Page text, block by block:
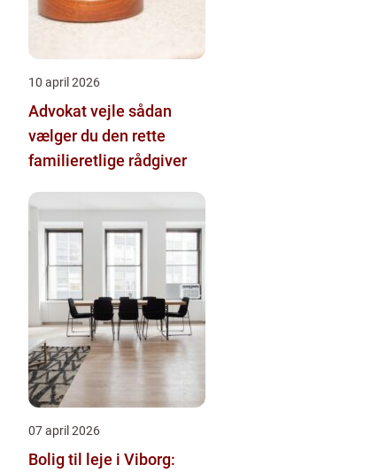
10 april 2026
Advokat vejle sådan
vælger du den rette
familieretlige rådgiver
07 april 2026
Bolig til leje i Viborg: